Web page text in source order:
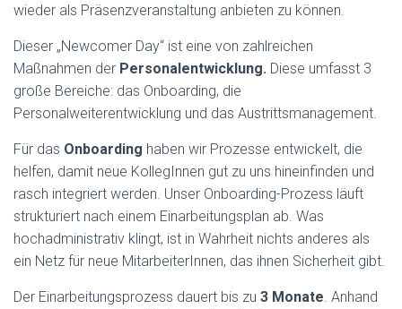
wieder als Präsenzveranstaltung anbieten zu können.
Dieser „Newcomer Day“ ist eine von zahlreichen
Maßnahmen der Personalentwicklung. Diese umfasst 3
große Bereiche: das Onboarding, die
Personalweiterentwicklung und das Austrittsmanagement.
Für das Onboarding haben wir Prozesse entwickelt, die
helfen, damit neue KollegInnen gut zu uns hineinfinden und
rasch integriert werden. Unser Onboarding-Prozess läuft
strukturiert nach einem Einarbeitungsplan ab. Was
hochadministrativ klingt, ist in Wahrheit nichts anderes als
ein Netz für neue MitarbeiterInnen, das ihnen Sicherheit gibt.
Der Einarbeitungsprozess dauert bis zu 3 Monate. Anhand